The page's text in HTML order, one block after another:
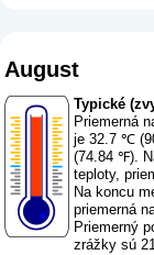
August
Typické
Priemerná
je 32.7 ℃
(74.84 ℉).
teploty,
Na koncu
priemerná
Priemerný
zrážky sú